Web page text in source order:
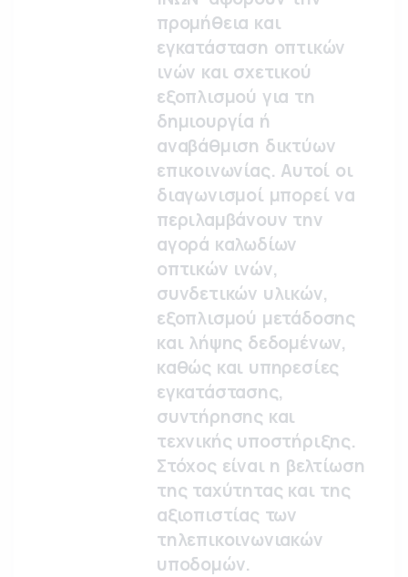
προμήθεια και
εγκατάσταση οπτικών
ινών και σχετικού
εξοπλισμού για τη
δημιουργία ή
αναβάθμιση δικτύων
επικοινωνίας. Αυτοί οι
διαγωνισμοί μπορεί να
περιλαμβάνουν την
αγορά καλωδίων
οπτικών ινών,
συνδετικών υλικών,
εξοπλισμού μετάδοσης
και λήψης δεδομένων,
καθώς και υπηρεσίες
εγκατάστασης,
συντήρησης και
τεχνικής υποστήριξης.
Στόχος είναι η βελτίωση
της ταχύτητας και της
αξιοπιστίας των
τηλεπικοινωνιακών
υποδομών.